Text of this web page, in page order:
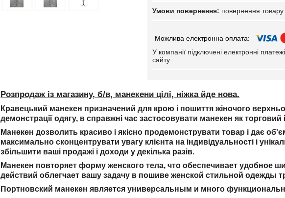
повернення
У компанії підключені електронні
сайту.
Розпродаж із магазину, б/в, манекени цілі, ніжка йде нова.
Кравецький манекен призначений для крою і пошиття жіночого
демонстрації одягу, в справжні час застосовувати манекен як
Манекен дозволить красиво і якісно продемонструвати товар і дає
максимально сконцентрувати увагу клієнта на індивідуальності і
збільшити ваші продажі і доходи у декілька разів.
Манекен повторяет форму женского тела, что обеспечивает удобное
действий облегчает вашу задачу в пошиве женской стильной одежды
Портновский манекен является универсальным и много